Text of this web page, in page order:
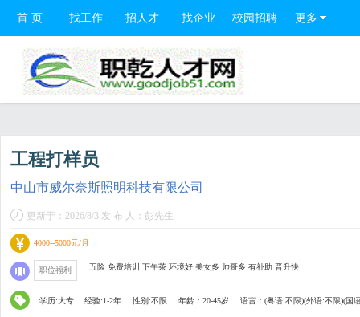
首 页 找工作 招人才 找企业 校园招聘 更多
工程打样员
中山市威尔奈斯照明科技有限公司
更新于：2026/8/3 发 布 人：彭先生
4000--5000元/月
职位福利 五险 免费培训 下午茶 环境好 美女多 帅哥多 有补助 晋升快
学历:大专 经验:1-2年 性别:不限 年龄：20-45岁 语言：(粤语:不限)(外语:不限)(国